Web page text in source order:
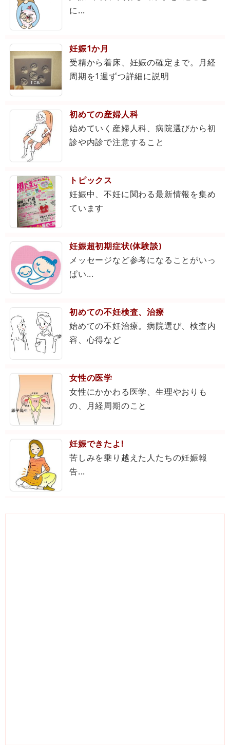
に...
妊娠1か月
受精から着床、妊娠の確定まで。月経
周期を1週ずつ詳細に説明
初めての産婦人科
始めていく産婦人科、病院選びから初
診や内診で注意すること
トピックス
妊娠中、不妊に関わる最新情報を集め
ています
妊娠超初期症状(体験談)
メッセージなど参考になることがいっ
ぱい...
初めての不妊検査、治療
始めての不妊治療。病院選び、検査内
容、心得など
女性の医学
女性にかかわる医学、生理やおりも
の、月経周期のこと
妊娠できたよ!
苦しみを乗り越えた人たちの妊娠報
告...